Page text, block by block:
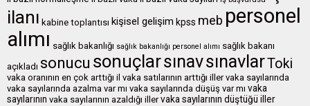
ilanı kabine toplantısı kişisel gelişim kpss meb personel
alımı sağlık bakanlığı sağlık bakanlığı personel alımı sağlık bakanı
açıkladı sonucu sonuçlarsınavsınavlarToki
vaka oranının en çok arttığı il vaka satılarının arttığı iller vaka sayılarında
vaka sayılarında azalma var mı vaka sayılarında düşüş var mı vaka
sayılarının vaka sayılarının azaldığı iller vaka sayılarının düştüğü iller